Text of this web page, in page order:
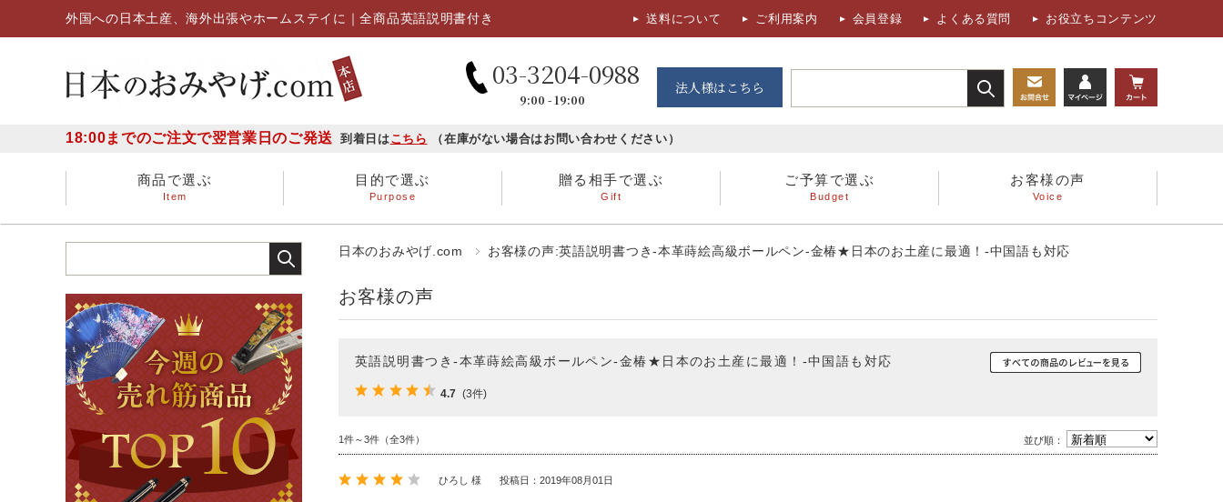
外国への日本土産、海外出張やホームステイに｜全商品英語説明書付き 送料について ご利用案内 会員登録 よくある質問 お役立ちコンテンツ
03-3204-0988
9:00 - 19:00
法人様はこちら
18:00までのご注文で翌営業日のご発送 到着日はこちら （在庫がない場合はお問い合わせください）
商品で選ぶ
Item
ステーショナリー ガラス酒器、漆器 フォトフレーム、置時計
金らん布製品 漢字Tシャツ
爪切り
目的で選ぶ
Purpose
海外出張の日本土産 外国からのお客様へ ホームステイのお土産 海外で暮らす日本人へ
贈る相手で選ぶ
Gift
多人数に贈る お子さんに贈る 女性に贈る
ご予算で選ぶ
Budget
～1,000円 1,000円～3,000円 3,000円～5,000円
お客様の声
Voice
日本のおみやげ.com お客様の声:英語説明書つき‐本革蒔絵高級ボールペン‐金椿★日本のお土産に最適！-中国語も対応
お客様の声
英語説明書つき‐本革蒔絵高級ボールペン‐金椿★日本のお土産に最適！-中国語も対応
4.7 (3件)
1件～3件（全3件） 並び順：
ひろし 様 投稿日：2019年08月01日